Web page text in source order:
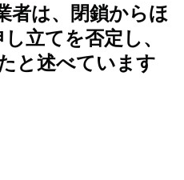
者は、閉鎖からほ
立てを否定し、
と述べています